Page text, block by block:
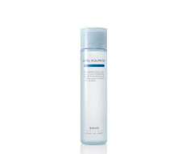
の目立ち」の両方にWでアプローチ
リーズです。5種の和漢植物由来成
分とコラーゲンが肌をいたわりなが
ます。さらにビタミンC誘導体をは
じめとした5種の整肌成分(*2)から